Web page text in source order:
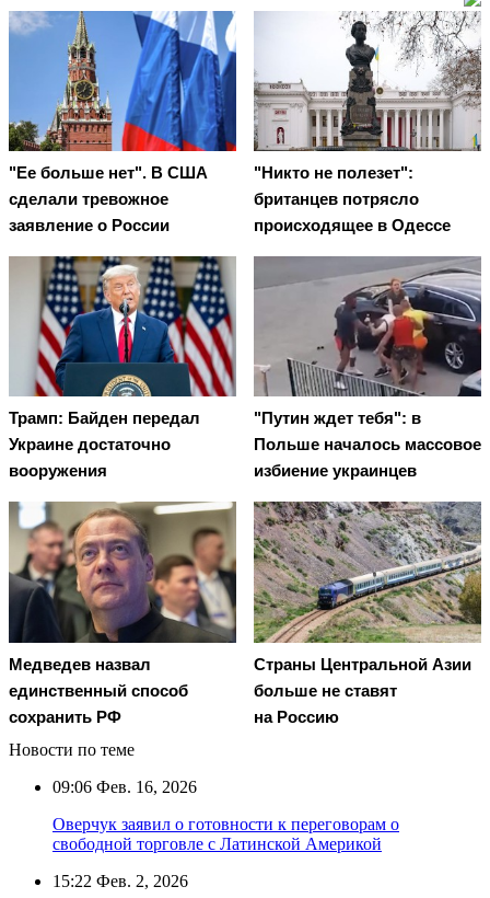
"Ее больше нет". В США
сделали тревожное
заявление о России
"Никто не полезет":
британцев потрясло
происходящее в Одессе
Трамп: Байден передал
Украине достаточно
вооружения
"Путин ждет тебя": в
Польше началось массовое
избиение украинцев
Медведев назвал
единственный способ
сохранить РФ
Страны Центральной Азии
больше не ставят
на Россию
Новости по теме
09:06 Фев. 16, 2026
Оверчук заявил о готовности к переговорам о
свободной торговле с Латинской Америкой
15:22 Фев. 2, 2026